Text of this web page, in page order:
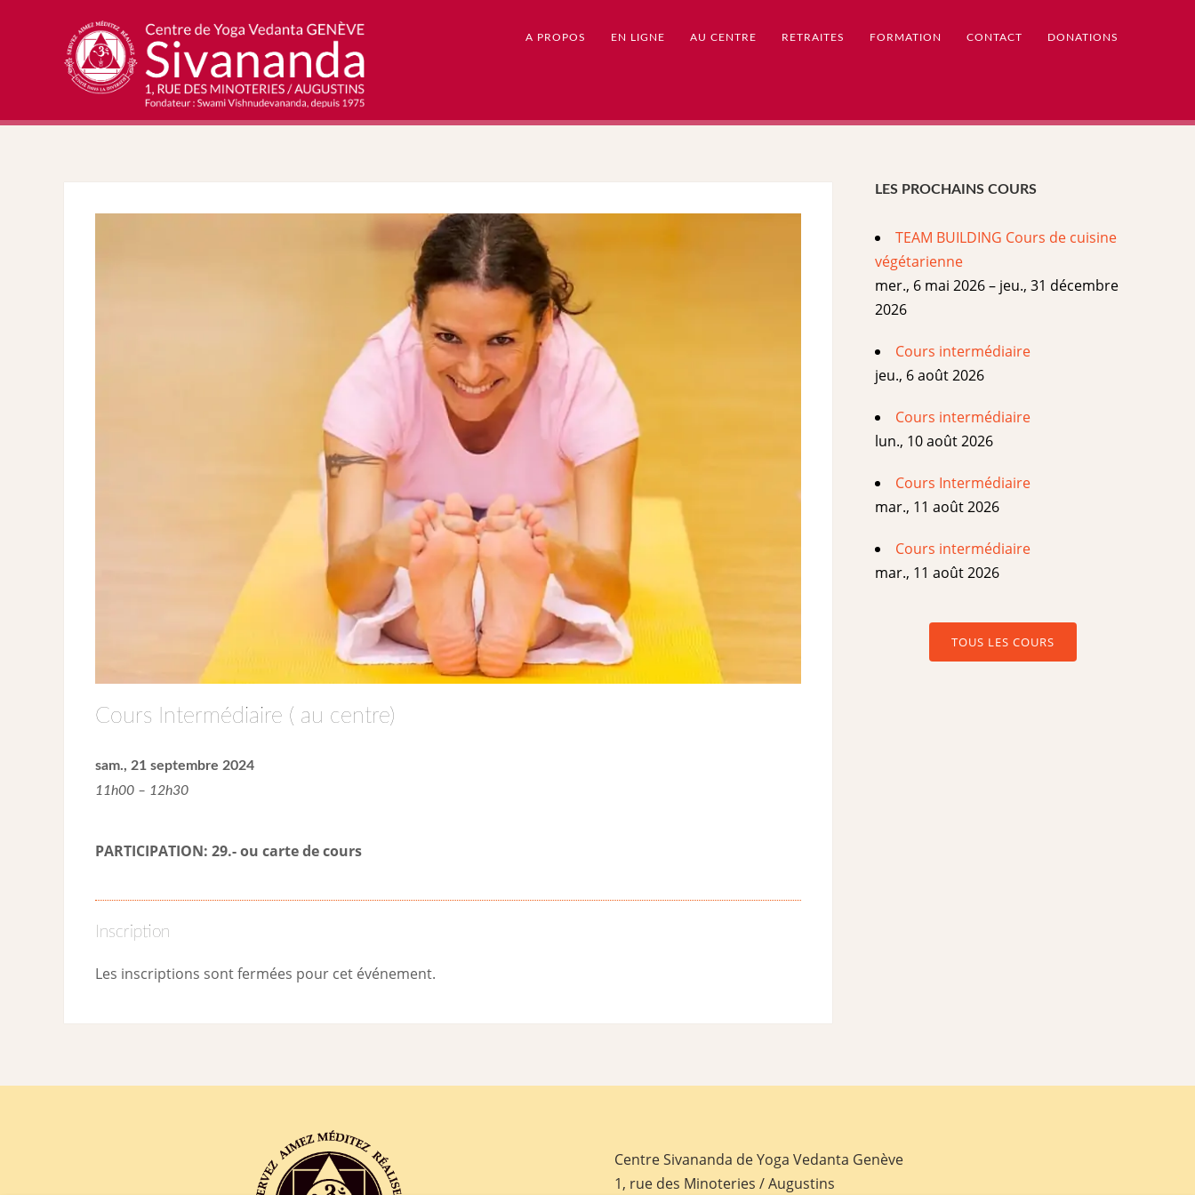
A PROPOS EN LIGNE AU CENTRE RETRAITES FORMATION CONTACT DONATIONS
Cours Intermédiaire ( au centre)
sam., 21 septembre 2024
11h00 – 12h30
PARTICIPATION: 29.- ou carte de cours
Inscription
Les inscriptions sont fermées pour cet événement.
LES PROCHAINS COURS
TEAM BUILDING Cours de cuisine
végétarienne
mer., 6 mai 2026 – jeu., 31 décembre
2026
Cours intermédiaire
jeu., 6 août 2026
Cours intermédiaire
lun., 10 août 2026
Cours Intermédiaire
mar., 11 août 2026
Cours intermédiaire
mar., 11 août 2026
TOUS LES COURS
Centre Sivananda de Yoga Vedanta Genève
1, rue des Minoteries / Augustins